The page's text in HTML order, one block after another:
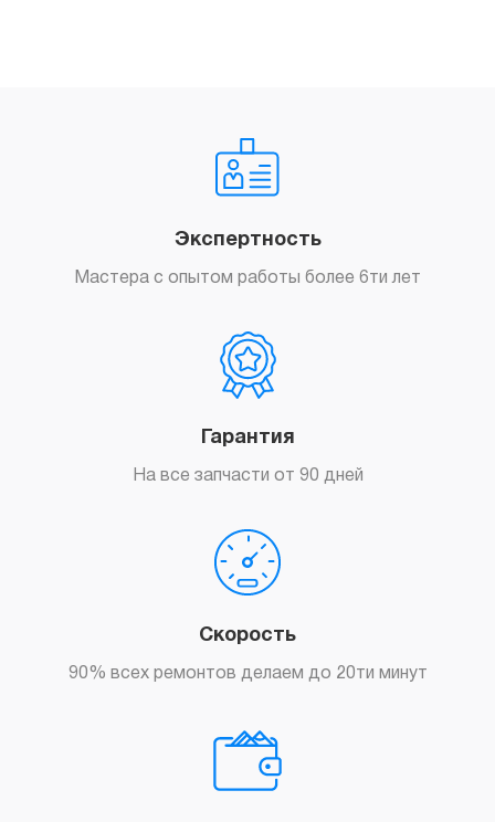
Экспертность
Мастера с опытом работы более 6ти лет
Гарантия
На все запчасти от 90 дней
Скорость
90% всех ремонтов делаем до 20ти минут